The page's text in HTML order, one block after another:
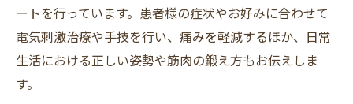
ートを行っています。患者様の症状やお好みに合わせて
電気刺激治療や手技を行い、痛みを軽減するほか、日常
生活における正しい姿勢や筋肉の鍛え方もお伝えしま
す。